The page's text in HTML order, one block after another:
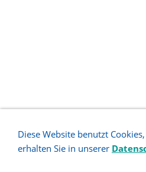
Diese Website benutzt
erhalten Sie in unserer